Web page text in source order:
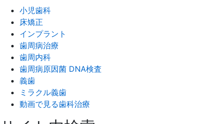
小児歯科
床矯正
インプラント
歯周病治療
歯周内科
歯周病原因菌 DNA検査
義歯
ミラクル義歯
動画で見る歯科治療